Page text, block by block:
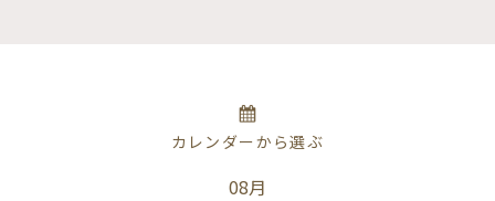
カレンダーから選ぶ
08月